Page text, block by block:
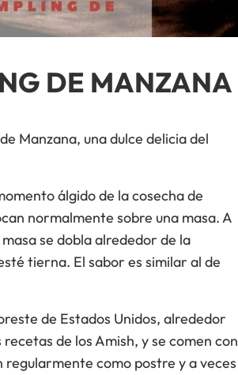
DE MANZANA
Manzana, una dulce delicia del
álgido de la cosecha de
normalmente sobre una masa. A
se dobla alrededor de la
tierna. El sabor es similar al de
de Estados Unidos, alrededor
de los Amish, y se comen con
como postre y a veces